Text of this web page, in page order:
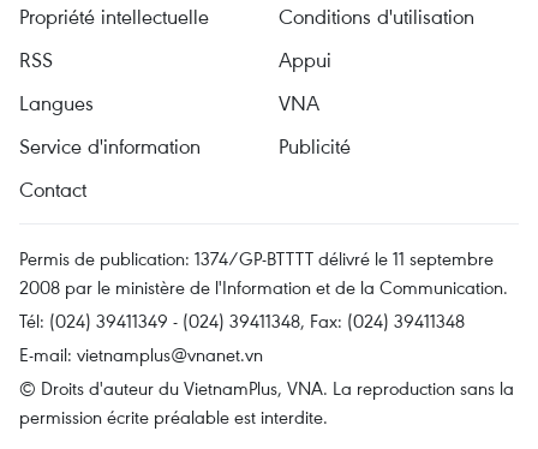
Propriété intellectuelle
Conditions d'utilisation
RSS
Appui
Langues
VNA
Service d'information
Publicité
Contact
Permis de publication: 1374/GP-BTTTT délivré le 11 septembre
2008 par le ministère de l'Information et de la Communication.
Tél: (024) 39411349 - (024) 39411348, Fax: (024) 39411348
E-mail: vietnamplus@vnanet.vn
© Droits d'auteur du VietnamPlus, VNA. La reproduction sans la
permission écrite préalable est interdite.